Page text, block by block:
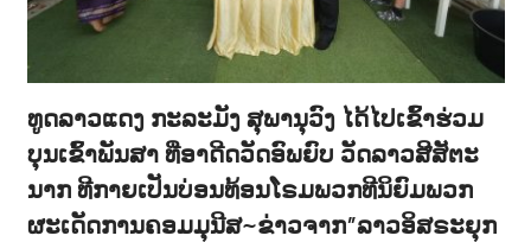
ທູດລາວແດງ ກະລະມັງ ສຸພານຸວົງ ໄດ້ໄປເຂົ້າຮ່ວມ
ບຸນເຂົ້າພັນສາ ທີ່ອາດີດວັດອົພຍົບ ວັດລາວສີສັຕະ
ນາກ ທີກາຍເປັນບ່ອນທ້ອນໂຣມພວກທີນິຍົມພວກ
ຜະເດັດການຄອມມຸນີສ~ຂ່າວຈາກ”ລາວອິສຣະຍຸກ